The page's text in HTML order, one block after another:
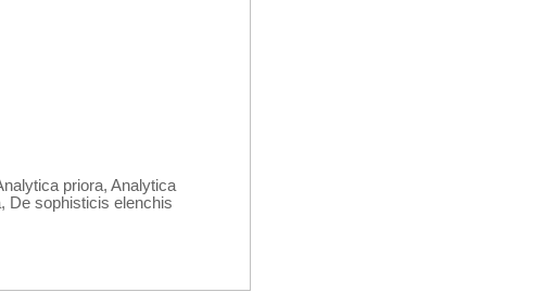
priora, Analytica
De sophisticis elenchis